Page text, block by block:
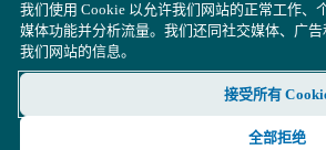
我们使用 Cookie 以允许我们网站的正常工作、
媒体功能并分析流量。我们还同社交媒体、广
我们网站的信息。
接受所有
全部拒绝